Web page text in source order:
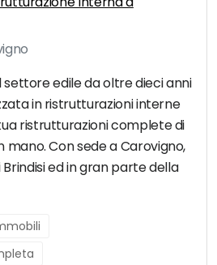
settore edile da oltre dieci anni
in ristrutturazioni interne
ristrutturazioni complete di
mano. Con sede a Carovigno,
ed in gran parte della